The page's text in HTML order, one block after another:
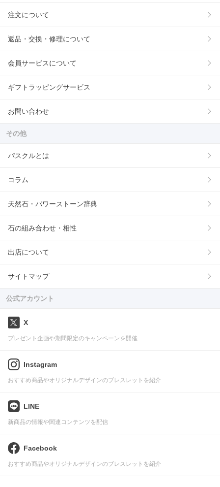
注文について
返品・交換・修理について
会員サービスについて
ギフトラッピングサービス
お問い合わせ
その他
パスクルとは
コラム
天然石・パワーストーン辞典
石の組み合わせ・相性
出店について
サイトマップ
公式アカウント
X
プレゼント企画や期間限定のキャンペーンを開催
Instagram
おすすめ商品やオリジナルデザインのブレスレットを紹介
LINE
新商品の情報や関連コンテンツを配信
Facebook
おすすめ商品やオリジナルデザインのブレスレットを紹介